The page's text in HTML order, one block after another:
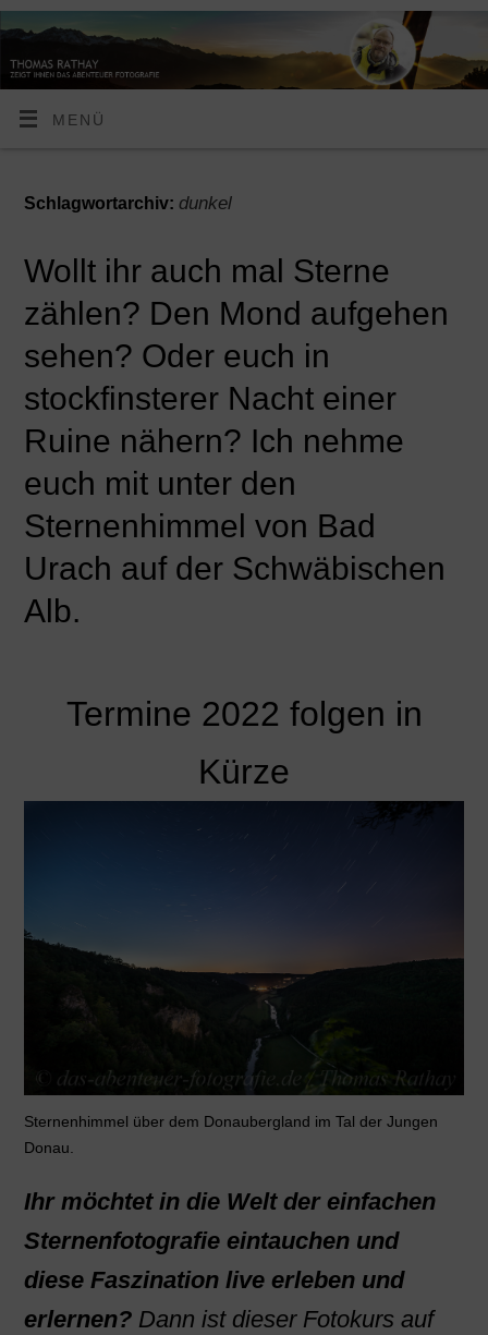
MENÜ
Schlagwortarchiv: dunkel
Wollt ihr auch mal Sterne
zählen? Den Mond aufgehen
sehen? Oder euch in
stockfinsterer Nacht einer
Ruine nähern? Ich nehme
euch mit unter den
Sternenhimmel von Bad
Urach auf der Schwäbischen
Alb.
Termine 2022 folgen in
Kürze
Sternenhimmel über dem Donaubergland im Tal der Jungen
Donau.
Ihr möchtet in die Welt der einfachen
Sternenfotografie eintauchen und
diese Faszination live erleben und
erlernen?Dann ist dieser Fotokurs auf